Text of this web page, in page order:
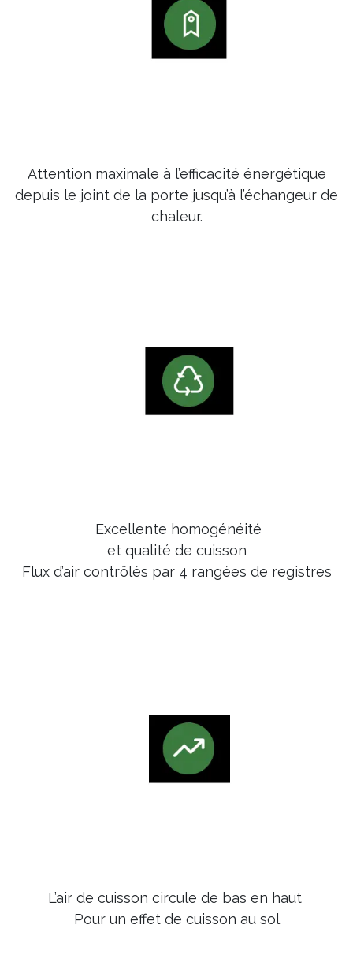
Attention maximale à l’efficacité énergétique
depuis le joint de la porte jusqu’à l’échangeur de
chaleur.
Excellente homogénéité
et qualité de cuisson
Flux d’air contrôlés par 4 rangées de registres
L’air de cuisson circule de bas en haut
Pour un effet de cuisson au sol